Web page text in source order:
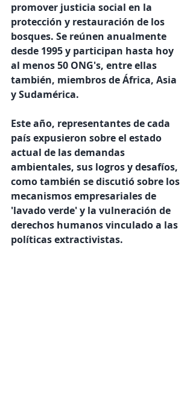
promover justicia social en la
protección y restauración de los
bosques. Se reúnen anualmente
desde 1995 y participan hasta hoy
al menos 50 ONG's, entre ellas
también, miembros de África, Asia
y Sudamérica.
Este año, representantes de cada
país expusieron sobre el estado
actual de las demandas
ambientales, sus logros y desafíos,
como también se discutió sobre los
mecanismos empresariales de
'lavado verde' y la vulneración de
derechos humanos vinculado a las
políticas extractivistas.